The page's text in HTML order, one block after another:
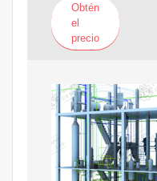
Obtén
el
precio